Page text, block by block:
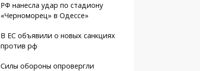
РФ нанесла удар по стадиону
«Черноморец» в Одессе»
В ЕС объявили о новых санкциях
против рф
Силы обороны опровергли